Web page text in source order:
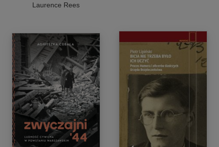
Laurence Rees